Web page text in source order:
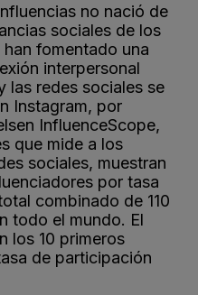
no nació de
sociales de los
han fomentado una
interpersonal
las redes sociales se
Instagram, por
InfluenceScope,
que mide a los
sociales, muestran
por tasa
combinado de 110
todo el mundo. El
los 10 primeros
de participación